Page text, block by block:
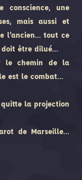
conscience, une
mais aussi et
l’ancien… tout ce
être dilué…
le chemin de la
est le combat…
la projection
de Marseille…